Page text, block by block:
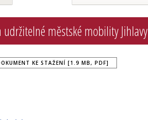
udržitelné městské mobility
KE STAŽENÍ [1.9 MB, PDF]